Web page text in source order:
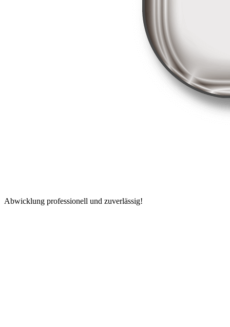
Abwicklung professionell und zuverlässig!